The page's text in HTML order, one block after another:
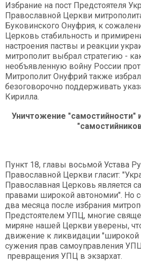
Избрание на пост Предстоятеля
Православной Церкви
Буковинского Онуфрия, к
Церковь стабильность и
настроения паствы и реакции
митрополит выбрал стратегию -
необъявленную войну России
Митрополит Онуфрий также
безоговорочно поддерживать
Кирилла.
Уничтожение "самостийности"
Пункт 18, главы восьмой Устава
Православной Церкви гласит:
Православная Церковь является
правами широкой автономии". Но
два месяца после избрания
Предстоятелем УПЦ, многие
миряне нашей Церкви уверены,
движение к ликвидации "широкой
сужения прав самоуправления
превращения УПЦ в экзархат.